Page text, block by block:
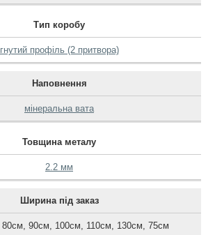
Тип коробу
гнутий профіль (2 притвора)
Наповнення
мінеральна вата
Товщина металу
2.2 мм
Ширина під заказ
80см, 90см, 100см, 110см, 130см, 75см